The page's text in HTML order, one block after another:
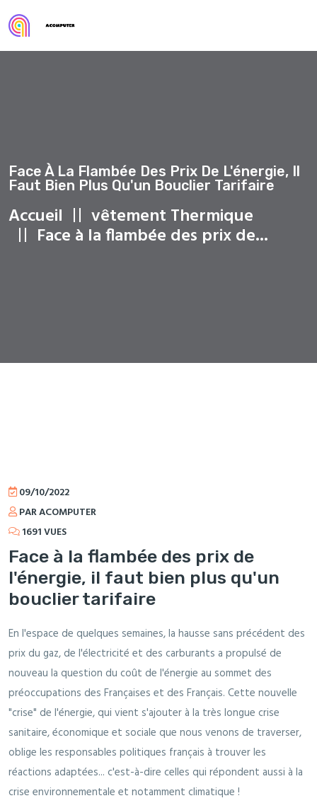
Face À La Flambée Des Prix De L'énergie, Il
Faut Bien Plus Qu'un Bouclier Tarifaire
Accueil vêtement Thermique
Face à la flambée des prix de...
09/10/2022
PAR ACOMPUTER
1691 VUES
Face à la flambée des prix de
l'énergie, il faut bien plus qu'un
bouclier tarifaire
En l'espace de quelques semaines, la hausse sans précédent des
prix du gaz, de l'électricité et des carburants a propulsé de
nouveau la question du coût de l'énergie au sommet des
préoccupations des Françaises et des Français. Cette nouvelle
"crise" de l'énergie, qui vient s'ajouter à la très longue crise
sanitaire, économique et sociale que nous venons de traverser,
oblige les responsables politiques français à trouver les
réactions adaptées... c'est-à-dire celles qui répondent aussi à la
crise environnementale et notamment climatique !